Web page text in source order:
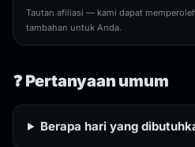
Tautan afiliasi — kami dapat
tambahan untuk Anda.
❓ Pertanyaan umum
Berapa hari yang